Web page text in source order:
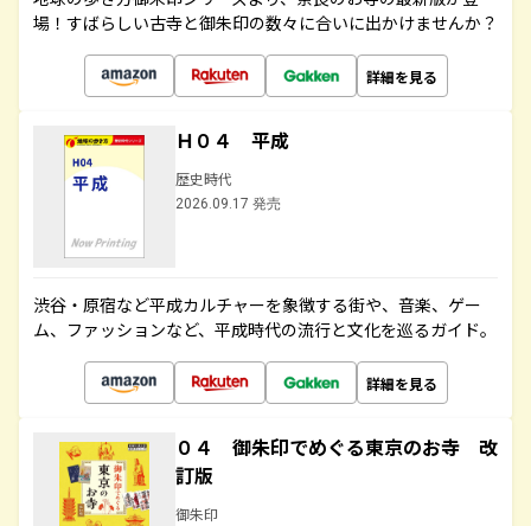
場！すばらしい古寺と御朱印の数々に合いに出かけませんか？
詳細を見る
Ｈ０４ 平成
歴史時代
2026.09.17 発売
渋谷・原宿など平成カルチャーを象徴する街や、音楽、ゲー
ム、ファッションなど、平成時代の流行と文化を巡るガイド。
詳細を見る
０４ 御朱印でめぐる東京のお寺 改
訂版
御朱印